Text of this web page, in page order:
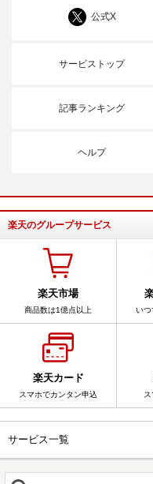
公式X
サービストップ
記事ランキング
ヘルプ
楽天のグループサービス
楽天市場
商品数は1億点以上 い
楽天カード
スマホでカンタン申込
サービス一覧